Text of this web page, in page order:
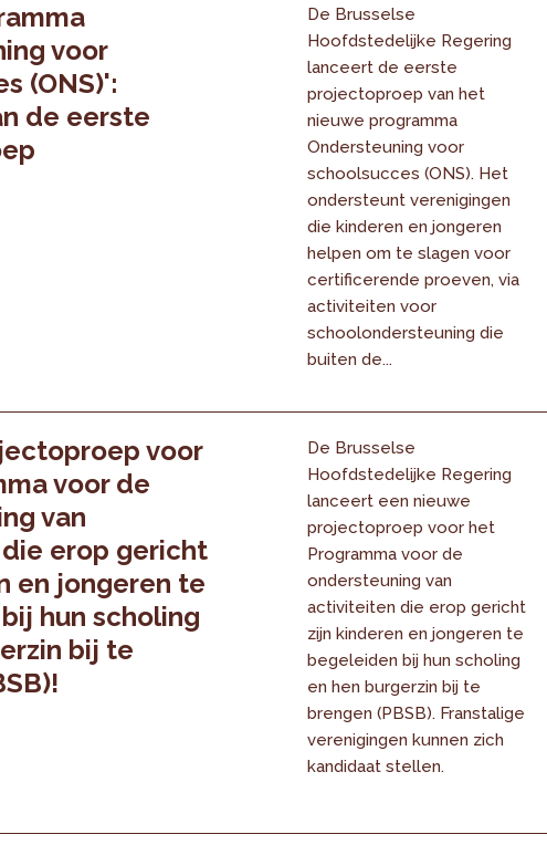
voor
(ONS)':
de eerste
De Brusselse
Hoofdstedelijke Regering
lanceert de eerste
projectoproep van het
nieuwe programma
Ondersteuning voor
schoolsucces (ONS). Het
ondersteunt verenigingen
die kinderen en jongeren
helpen om te slagen voor
certificerende proeven, via
activiteiten voor
schoolondersteuning die
buiten de...
voor
voor de
van
erop gericht
en jongeren te
hun scholing
bij te
De Brusselse
Hoofdstedelijke Regering
lanceert een nieuwe
projectoproep voor het
Programma voor de
ondersteuning van
activiteiten die erop gericht
zijn kinderen en jongeren te
begeleiden bij hun scholing
en hen burgerzin bij te
brengen (PBSB). Franstalige
verenigingen kunnen zich
kandidaat stellen.